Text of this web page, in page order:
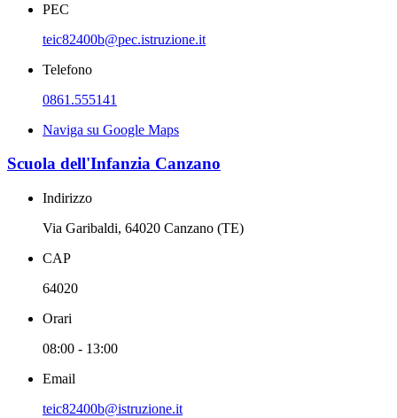
PEC
teic82400b@pec.istruzione.it
Telefono
0861.555141
Naviga su Google Maps
Scuola dell'Infanzia Canzano
Indirizzo
Via Garibaldi, 64020 Canzano (TE)
CAP
64020
Orari
08:00 - 13:00
Email
teic82400b@istruzione.it